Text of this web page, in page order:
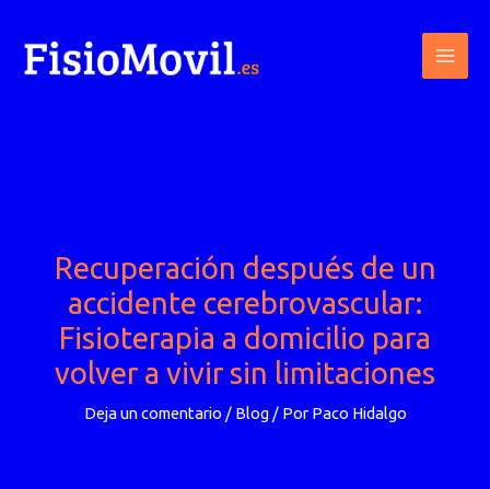
contenido
Recuperación después de un
accidente cerebrovascular:
Fisioterapia a domicilio para
volver a vivir sin limitaciones
Deja un comentario / Blog/ Por Paco Hidalgo